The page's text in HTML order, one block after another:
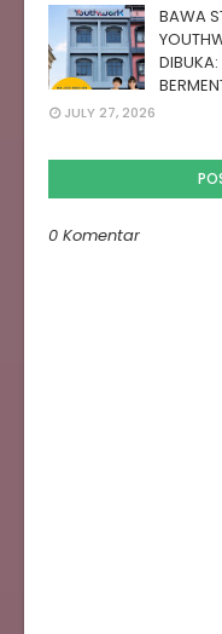
BAWA
JULY 27, 2026
0 Komentar